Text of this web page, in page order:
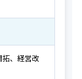
拓、経営改